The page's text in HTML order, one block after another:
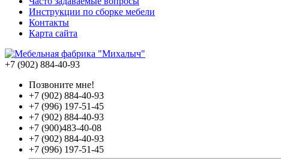
Инструкции по сборке мебели
Контакты
Карта сайта
+7 (902) 884-40-93
Позвоните мне!
+7 (902) 884-40-93
+7 (996) 197-51-45
+7 (902) 884-40-93
+7 (900)483-40-08
+7 (902) 884-40-93
+7 (996) 197-51-45